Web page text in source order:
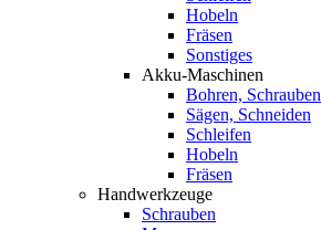
Hobeln
Fräsen
Sonstiges
Akku-Maschinen
Bohren, Schrauben
Sägen, Schneiden
Schleifen
Hobeln
Fräsen
Handwerkzeuge
Schrauben